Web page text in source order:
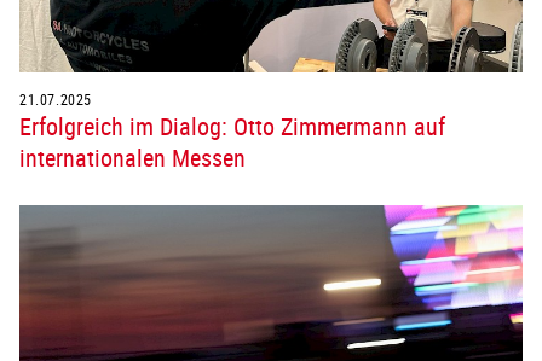
21.07.2025
Erfolgreich im Dialog: Otto Zimmermann auf
internationalen Messen